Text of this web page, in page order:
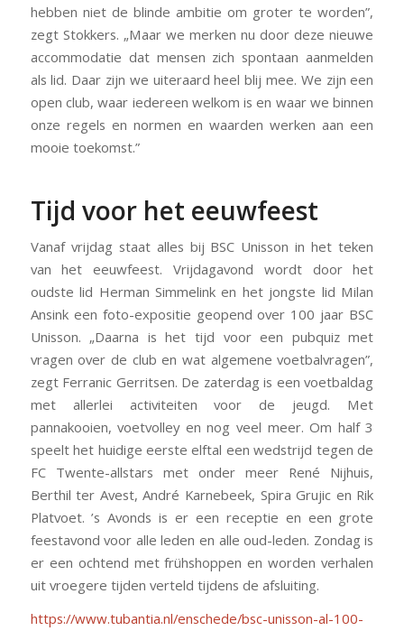
hebben niet de blinde ambitie om groter te worden”,
zegt Stokkers. „Maar we merken nu door deze nieuwe
accommodatie dat mensen zich spontaan aanmelden
als lid. Daar zijn we uiteraard heel blij mee. We zijn een
open club, waar iedereen welkom is en waar we binnen
onze regels en normen en waarden werken aan een
mooie toekomst.”
Tijd voor het eeuwfeest
Vanaf vrijdag staat alles bij BSC Unisson in het teken
van het eeuwfeest. Vrijdagavond wordt door het
oudste lid Herman Simmelink en het jongste lid Milan
Ansink een foto-expositie geopend over 100 jaar BSC
Unisson. „Daarna is het tijd voor een pubquiz met
vragen over de club en wat algemene voetbalvragen”,
zegt Ferranic Gerritsen. De zaterdag is een voetbaldag
met allerlei activiteiten voor de jeugd. Met
pannakooien, voetvolley en nog veel meer. Om half 3
speelt het huidige eerste elftal een wedstrijd tegen de
FC Twente-allstars met onder meer René Nijhuis,
Berthil ter Avest, André Karnebeek, Spira Grujic en Rik
Platvoet. ’s Avonds is er een receptie en een grote
feestavond voor alle leden en alle oud-leden. Zondag is
er een ochtend met frühshoppen en worden verhalen
uit vroegere tijden verteld tijdens de afsluiting.
https://www.tubantia.nl/enschede/bsc-unisson-al-100-